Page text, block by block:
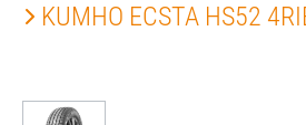
KUMHO ECSTA HS52
Bildergalerie überspringen